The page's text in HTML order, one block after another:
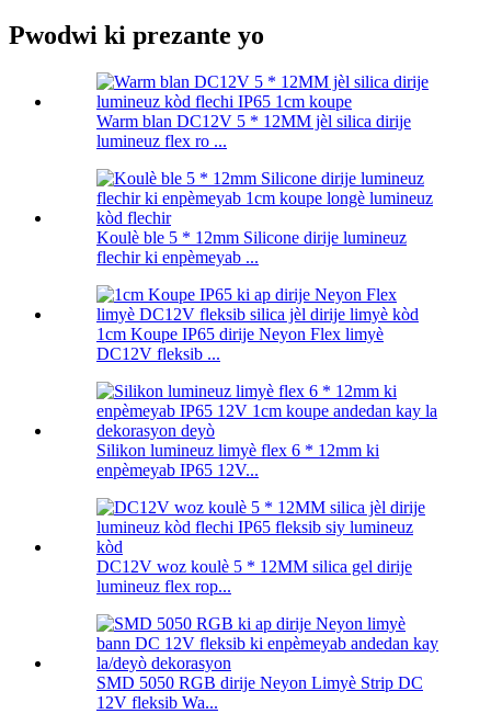
Pwodwi ki prezante yo
Warm blan DC12V 5 * 12MM jèl silica dirije
lumineuz flex ro ...
Koulè ble 5 * 12mm Silicone dirije lumineuz
flechir ki enpèmeyab ...
1cm Koupe IP65 dirije Neyon Flex limyè
DC12V fleksib ...
Silikon lumineuz limyè flex 6 * 12mm ki
enpèmeyab IP65 12V...
DC12V woz koulè 5 * 12MM silica gel dirije
lumineuz flex rop...
SMD 5050 RGB dirije Neyon Limyè Strip DC
12V fleksib Wa...